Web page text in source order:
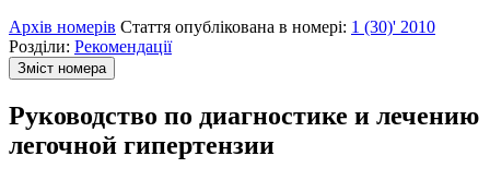
Архів номерів Стаття опублікована в номері: 1 (30)' 2010
Розділи: Рекомендації
Зміст номера
Руководство по диагностике и лечению
легочной гипертензии